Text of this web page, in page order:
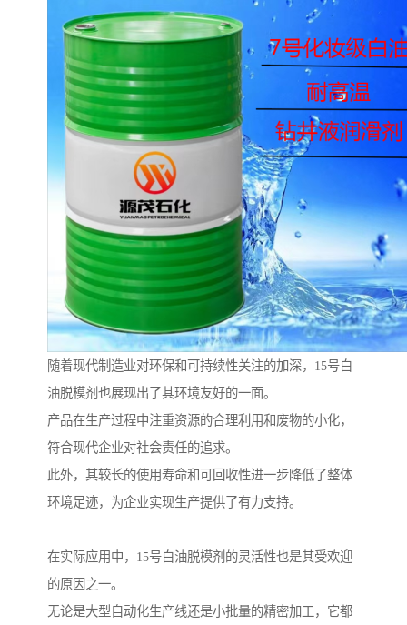
随着现代制造业对环保和可持续性关注的加深，15号白
油脱模剂也展现出了其环境友好的一面。
产品在生产过程中注重资源的合理利用和废物的小化，
符合现代企业对社会责任的追求。
此外，其较长的使用寿命和可回收性进一步降低了整体
环境足迹，为企业实现生产提供了有力支持。
在实际应用中，15号白油脱模剂的灵活性也是其受欢迎
的原因之一。
无论是大型自动化生产线还是小批量的精密加工，它都